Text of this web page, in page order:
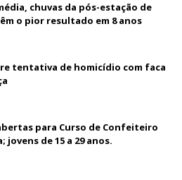
chuvas da pós-estação de
o pior resultado em 8 anos
tentativa de homicídio com faca
para Curso de Confeiteiro
jovens de 15 a 29 anos.